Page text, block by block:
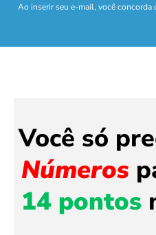
Ao inserir seu e-mail, você concorda
Você só
Números
14 pontos